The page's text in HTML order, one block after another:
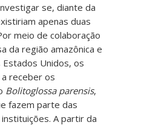
se, diante da
apenas duas
meio de colaboração
da região amazônica e
Unidos, os
receber os
Bolitoglossa parensis,
fazem parte das
A partir da